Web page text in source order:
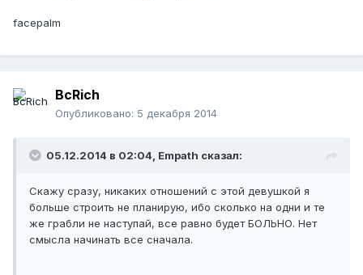
facepalm
BcRich
Опубликовано: 5 декабря 2014
05.12.2014 в 02:04, Empath сказал:
Скажу сразу, никаких отношений с этой девушкой я
больше строить не планирую, ибо сколько на одни и те
же грабли не наступай, все равно будет БОЛЬНО. Нет
смысла начинать все сначала.